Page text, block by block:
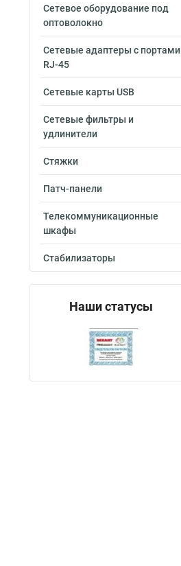
Сетевое оборудование под
оптоволокно
Сетевые адаптеры с портами
RJ-45
Сетевые карты USB
Сетевые фильтры и
удлинители
Стяжки
Патч-панели
Телекоммуникационные
шкафы
Стабилизаторы
Наши статусы